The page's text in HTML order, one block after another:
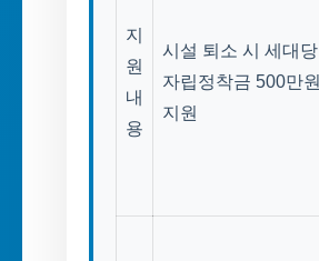
지
원
내
용
시설 퇴소 시 세대당
자립정착금 500만원
지원